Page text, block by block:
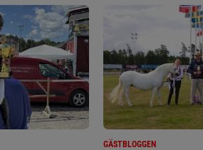
GÄSTBLOGGEN